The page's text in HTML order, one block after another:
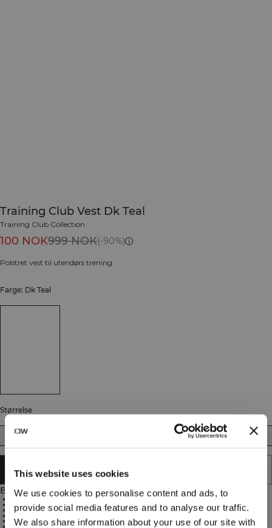
This website uses cookies
We use cookies to personalise content and ads, to
provide social media features and to analyse our traffic.
We also share information about your use of our site with
Training Club Vest Dk Teal
Training Club Collection
100 NOK999 NOK(-90%)
Polstret vest til utendørs trening.
Farge: Dk Teal
Størrelse
XL XXL
UTSOLGT - VARSLE MEG
Beskrivelse
94 % nylon, 6 % elastan
Fôr og isolering i 100 % polyester
3M-isolering som holder på varmen
Reflekterende ICIW-logo på brystet
Teksttrykk bak